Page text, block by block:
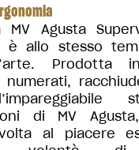
MV Agusta
è allo stesso
Prodotta
numerati,
di MV
al piacere